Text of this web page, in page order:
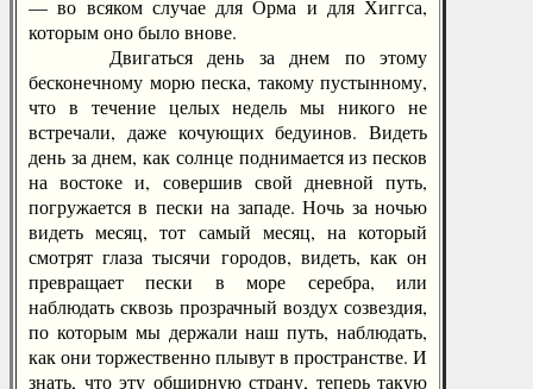
— во всяком случае для Орма и для Хиггса,
которым оно было внове.
Двигаться день за днем по этому
бесконечному морю песка, такому пустынному,
что в течение целых недель мы никого не
встречали, даже кочующих бедуинов. Видеть
день за днем, как солнце поднимается из песков
на востоке и, совершив свой дневной путь,
погружается в пески на западе. Ночь за ночью
видеть месяц, тот самый месяц, на который
смотрят глаза тысячи городов, видеть, как он
превращает пески в море серебра, или
наблюдать сквозь прозрачный воздух созвездия,
по которым мы держали наш путь, наблюдать,
как они торжественно плывут в пространстве. И
знать, что эту обширную страну, теперь такую